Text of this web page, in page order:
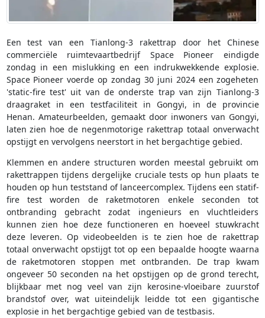
Een test van een Tianlong-3 rakettrap door het Chinese
commerciële ruimtevaartbedrijf Space Pioneer eindigde
zondag in een mislukking en een indrukwekkende explosie.
Space Pioneer voerde op zondag 30 juni 2024 een zogeheten
'static-fire test' uit van de onderste trap van zijn Tianlong-3
draagraket in een testfaciliteit in Gongyi, in de provincie
Henan. Amateurbeelden, gemaakt door inwoners van Gongyi,
laten zien hoe de negenmotorige rakettrap totaal onverwacht
opstijgt en vervolgens neerstort in het bergachtige gebied.
Klemmen en andere structuren worden meestal gebruikt om
rakettrappen tijdens dergelijke cruciale tests op hun plaats te
houden op hun teststand of lanceercomplex. Tijdens een statif-
fire test worden de raketmotoren enkele seconden tot
ontbranding gebracht zodat ingenieurs en vluchtleiders
kunnen zien hoe deze functioneren en hoeveel stuwkracht
deze leveren. Op videobeelden is te zien hoe de rakettrap
totaal onverwacht opstijgt tot op een bepaalde hoogte waarna
de raketmotoren stoppen met ontbranden. De trap kwam
ongeveer 50 seconden na het opstijgen op de grond terecht,
blijkbaar met nog veel van zijn kerosine-vloeibare zuurstof
brandstof over, wat uiteindelijk leidde tot een gigantische
explosie in het bergachtige gebied van de testbasis.